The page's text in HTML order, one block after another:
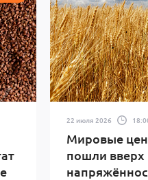
ЭКОНОМИКА ВСЕ
22 июля 2026
Мировые
пошли